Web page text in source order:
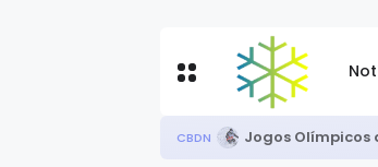
CBDN Circuito